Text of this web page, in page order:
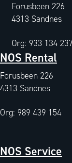
Forusbeen 226
4313 Sandnes
Org: 933 134 237
NOS Rental
Forusbeen 226
4313 Sandnes
Org: 989 439 154
NOS Service